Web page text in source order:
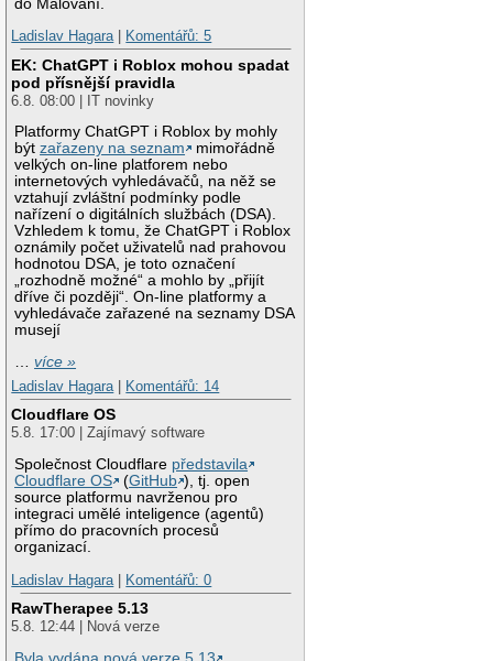
do Malování.
Ladislav Hagara| Komentářů: 5
EK: ChatGPT i Roblox mohou spadat
pod přísnější pravidla
6.8. 08:00 | IT novinky
Platformy ChatGPT i Roblox by mohly
býtzařazeny na seznam
mimořádně
velkých on-line platforem nebo
internetových vyhledávačů, na něž se
vztahují zvláštní podmínky podle
nařízení o digitálních službách (DSA).
Vzhledem k tomu, že ChatGPT i Roblox
oznámily počet uživatelů nad prahovou
hodnotou DSA, je toto označení
„rozhodně možné“ a mohlo by „přijít
dříve či později“. On-line platformy a
vyhledávače zařazené na seznamy DSA
musejí
…více »
Ladislav Hagara | Komentářů: 14
Cloudflare OS
5.8. 17:00 | Zajímavý software
Společnost Cloudflare představila
Cloudflare OS
(GitHub ), tj. open
source platformu navrženou pro
integraci umělé inteligence (agentů)
přímo do pracovních procesů
organizací.
Ladislav Hagara | Komentářů: 0
RawTherapee 5.13
5.8. 12:44 | Nová verze